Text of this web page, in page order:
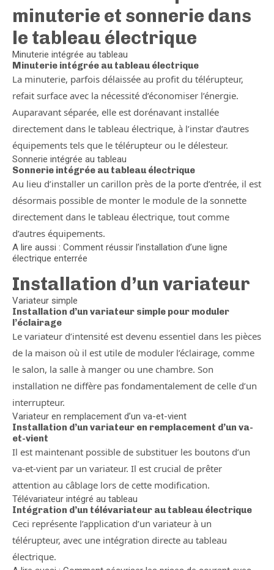
minuterie et sonnerie dans
le tableau électrique
Minuterie intégrée au tableau
Minuterie intégrée au tableau électrique
La minuterie, parfois délaissée au profit du télérupteur,
refait surface avec la nécessité d’économiser l’énergie.
Auparavant séparée, elle est dorénavant installée
directement dans le tableau électrique, à l’instar d’autres
équipements tels que le télérupteur ou le délesteur.
Sonnerie intégrée au tableau
Sonnerie intégrée au tableau électrique
Au lieu d’installer un carillon près de la porte d’entrée, il est
désormais possible de monter le module de la sonnette
directement dans le tableau électrique, tout comme
d’autres équipements.
A lire aussi : Comment réussir l’installation d’une ligne
électrique enterrée
Installation d’un variateur
Variateur simple
Installation d’un variateur simple pour moduler
l’éclairage
Le variateur d’intensité est devenu essentiel dans les pièces
de la maison où il est utile de moduler l’éclairage, comme
le salon, la salle à manger ou une chambre. Son
installation ne diffère pas fondamentalement de celle d’un
interrupteur.
Variateur en remplacement d’un va-et-vient
Installation d’un variateur en remplacement d’un va-
et-vient
Il est maintenant possible de substituer les boutons d’un
va-et-vient par un variateur. Il est crucial de prêter
attention au câblage lors de cette modification.
Télévariateur intégré au tableau
Intégration d’un télévariateur au tableau électrique
Ceci représente l’application d’un variateur à un
télérupteur, avec une intégration directe au tableau
électrique.